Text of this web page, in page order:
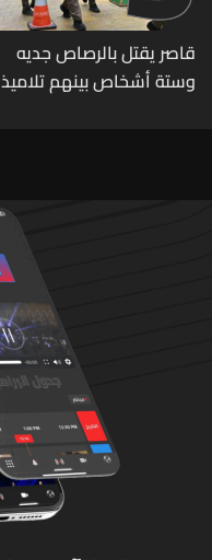
قاصر يقتل بالرصاص جديه
وستة أشخاص بينهم تلاميذ